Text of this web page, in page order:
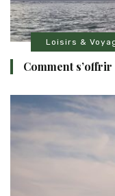
Loisirs &
Comment